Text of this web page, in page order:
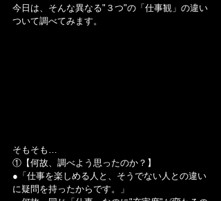
今日は、そんな異なる"３つ"の「仕事観」の違い
ついて調べてみます。
そもそも…
①【何故、調べよう思ったのか？】
●「仕事を楽しめる人と、そうでない人との違い
に疑問を持ったからです。」